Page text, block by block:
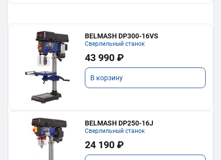
BELMASH DP300-16VS
Сверлильный станок
43 990 ₽
В корзину
BELMASH DP250-16J
Сверлильный станок
24 190 ₽